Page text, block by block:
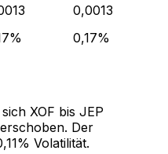
0,0013
0,17%
XOF bis JEP
Der
Volatilität.